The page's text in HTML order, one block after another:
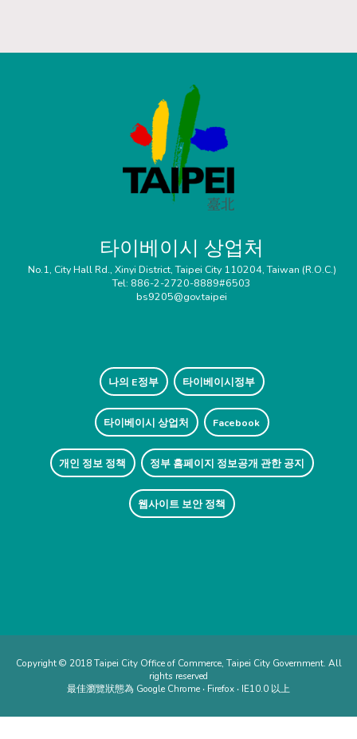
타이베이시 상업처
No.1, City Hall Rd., Xinyi District, Taipei City 110204, Taiwan (R.O.C.)
Tel: 886-2-2720-8889#6503
bs9205@gov.taipei
나의 E정부 타이베이시정부
타이베이시 상업처 Facebook
개인 정보 정책 정부 홈페이지 정보공개 관한 공지
웹사이트 보안 정책
Copyright © 2018 Taipei City Office of Commerce, Taipei City Government. All
rights reserved
最佳瀏覽狀態為 Google Chrome ‧ Firefox ‧ IE10.0 以上